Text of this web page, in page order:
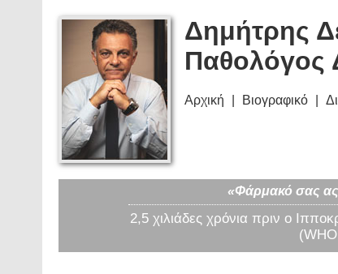
Δημήτρης
Παθολόγος
Αρχική Βιογραφικό
«Φάρμακό σας ας
2,5 χιλιάδες χρόνια πριν ο